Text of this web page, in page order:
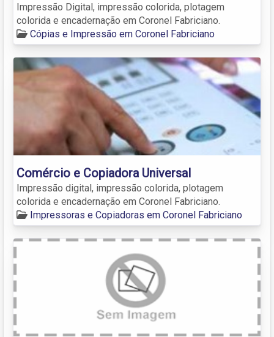
Impressão Digital, impressão colorida, plotagem
colorida e encadernação em Coronel Fabriciano.
Cópias e Impressão em Coronel Fabriciano
Comércio e Copiadora Universal
Impressão digital, impressão colorida, plotagem
colorida e encadernação em Coronel Fabriciano.
Impressoras e Copiadoras em Coronel Fabriciano